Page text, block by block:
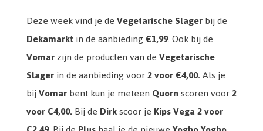
Deze week vind je deVegetarische Slagerbij de
Dekamarktin de aanbieding€1,99. Ook bij de
Vomarzijn de producten van deVegetarische
Slagerin de aanbieding voor2 voor €4,00.Als je
bijVomarbent kun je meteenQuornscoren voor2
voor €4,00.Bij deDirkscoor jeKips Vega2 voor